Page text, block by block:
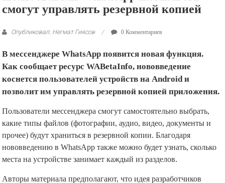
смогут управлять резервной копией
Опубликовал: Негмат Гиясов 0 Комментариев
В мессенджере WhatsApp появится новая функция.
Как сообщает ресурс WABetaInfo, нововведение
коснется пользователей устройств на Android и
позволит им управлять резервной копией приложения.
Пользователи мессенджера смогут самостоятельно выбрать,
какие типы файлов (фотографии, аудио, видео, документы и
прочее) будут храниться в резервной копии. Благодаря
нововведению в WhatsApp также можно будет узнать, сколько
места на устройстве занимает каждый из разделов.
Авторы материала предполагают, что идея разработчиков